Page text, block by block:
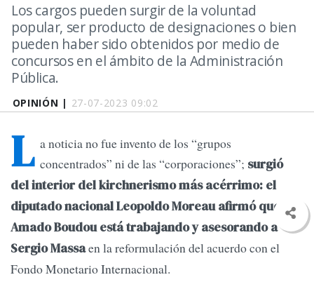
OPINIÓN | 27-07-2023 09:02
Los cargos pueden surgir de la voluntad
popular, ser producto de designaciones o bien
pueden haber sido obtenidos por medio de
concursos en el ámbito de la Administración
Pública.
L a noticia no fue invento de los “grupos
concentrados” ni de las “corporaciones”; surgió
del interior del kirchnerismo más acérrimo: el
diputado nacional Leopoldo Moreau afirmó que
Amado Boudou está trabajando y asesorando a
Sergio Massaen la reformulación del acuerdo con el
Fondo Monetario Internacional.